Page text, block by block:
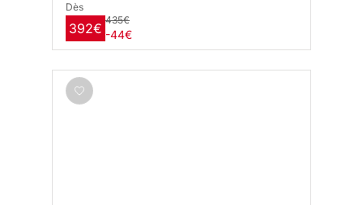
Dès
392€
435€
-44€